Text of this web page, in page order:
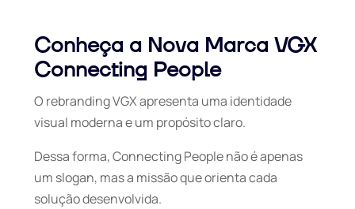
Conheça a Nova Marca VGX
Connecting People
O rebranding VGX apresenta uma identidade
visual moderna e um propósito claro.
Dessa forma,Connecting People não é apenas
um slogan, mas a missão que orienta cada
solução desenvolvida.